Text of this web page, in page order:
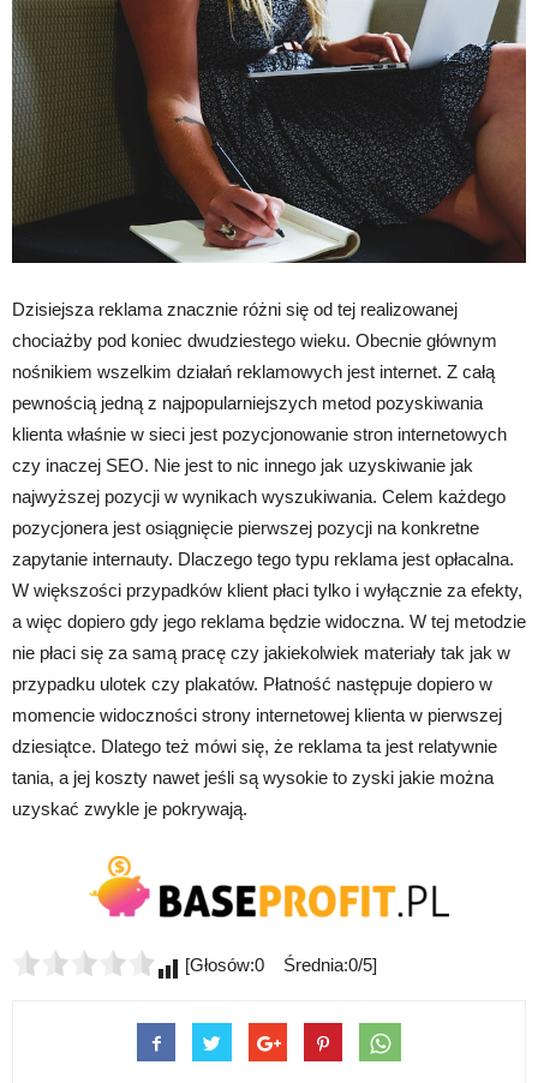
Dzisiejsza reklama znacznie różni się od tej realizowanej
chociażby pod koniec dwudziestego wieku. Obecnie głównym
nośnikiem wszelkim działań reklamowych jest internet. Z całą
pewnością jedną z najpopularniejszych metod pozyskiwania
klienta właśnie w sieci jest pozycjonowanie stron internetowych
czy inaczej SEO. Nie jest to nic innego jak uzyskiwanie jak
najwyższej pozycji w wynikach wyszukiwania. Celem każdego
pozycjonera jest osiągnięcie pierwszej pozycji na konkretne
zapytanie internauty. Dlaczego tego typu reklama jest opłacalna.
W większości przypadków klient płaci tylko i wyłącznie za efekty,
a więc dopiero gdy jego reklama będzie widoczna. W tej metodzie
nie płaci się za samą pracę czy jakiekolwiek materiały tak jak w
przypadku ulotek czy plakatów. Płatność następuje dopiero w
momencie widoczności strony internetowej klienta w pierwszej
dziesiątce. Dlatego też mówi się, że reklama ta jest relatywnie
tania, a jej koszty nawet jeśli są wysokie to zyski jakie można
uzyskać zwykle je pokrywają.
[Głosów:0 Średnia:0/5]